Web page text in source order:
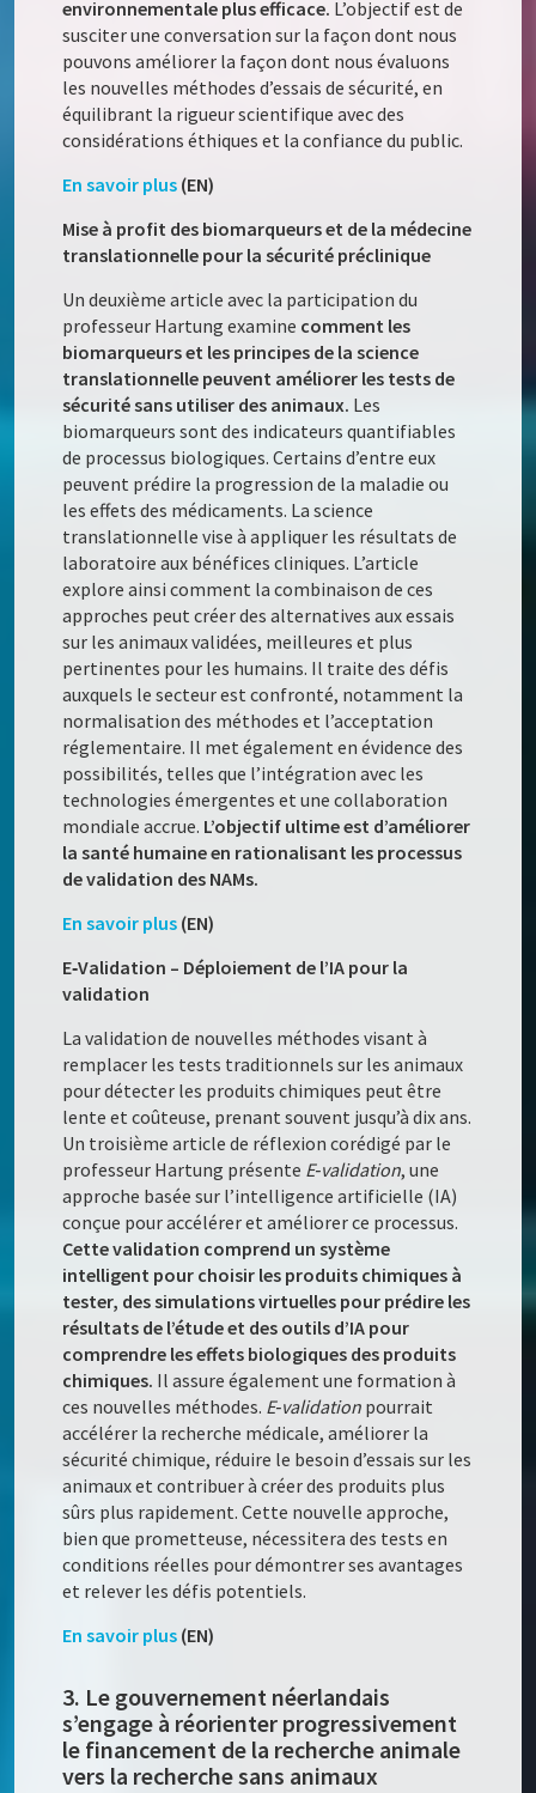
environnementale plus efficace. L’objectif est de
susciter une conversation sur la façon dont nous
pouvons améliorer la façon dont nous évaluons
les nouvelles méthodes d’essais de sécurité, en
équilibrant la rigueur scientifique avec des
considérations éthiques et la confiance du public.
En savoir plus (EN)
Mise à profit des biomarqueurs et de la médecine
translationnelle pour la sécurité préclinique
Un deuxième article avec la participation du
professeur Hartung examine comment les
biomarqueurs et les principes de la science
translationnelle peuvent améliorer les tests de
sécurité sans utiliser des animaux. Les
biomarqueurs sont des indicateurs quantifiables
de processus biologiques. Certains d’entre eux
peuvent prédire la progression de la maladie ou
les effets des médicaments. La science
translationnelle vise à appliquer les résultats de
laboratoire aux bénéfices cliniques. L’article
explore ainsi comment la combinaison de ces
approches peut créer des alternatives aux essais
sur les animaux validées, meilleures et plus
pertinentes pour les humains. Il traite des défis
auxquels le secteur est confronté, notamment la
normalisation des méthodes et l’acceptation
réglementaire. Il met également en évidence des
possibilités, telles que l’intégration avec les
technologies émergentes et une collaboration
mondiale accrue. L’objectif ultime est d’améliorer
la santé humaine en rationalisant les processus
de validation des NAMs.
En savoir plus (EN)
E‑Validation – Déploiement de l’IA pour la
validation
La validation de nouvelles méthodes visant à
remplacer les tests traditionnels sur les animaux
pour détecter les produits chimiques peut être
lente et coûteuse, prenant souvent jusqu’à dix ans.
Un troisième article de réflexion corédigé par le
professeur Hartung présente E‑validation, une
approche basée sur l’intelligence artificielle (IA)
conçue pour accélérer et améliorer ce processus.
Cette validation comprend un système
intelligent pour choisir les produits chimiques à
tester, des simulations virtuelles pour prédire les
résultats de l’étude et des outils d’IA pour
comprendre les effets biologiques des produits
chimiques. Il assure également une formation à
ces nouvelles méthodes. E‑validation pourrait
accélérer la recherche médicale, améliorer la
sécurité chimique, réduire le besoin d’essais sur les
animaux et contribuer à créer des produits plus
sûrs plus rapidement. Cette nouvelle approche,
bien que prometteuse, nécessitera des tests en
conditions réelles pour démontrer ses avantages
et relever les défis potentiels.
En savoir plus (EN)
3. Le gouvernement néerlandais
s’engage à réorienter progressivement
le financement de la recherche animale
vers la recherche sans animaux